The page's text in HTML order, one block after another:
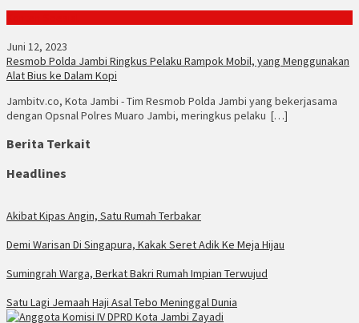
Juni 12, 2023
Resmob Polda Jambi Ringkus Pelaku Rampok Mobil, yang Menggunakan
Alat Bius ke Dalam Kopi
Jambitv.co, Kota Jambi - Tim Resmob Polda Jambi yang bekerjasama
dengan Opsnal Polres Muaro Jambi, meringkus pelaku […]
Berita Terkait
Headlines
Akibat Kipas Angin, Satu Rumah Terbakar
Demi Warisan Di Singapura, Kakak Seret Adik Ke Meja Hijau
Sumingrah Warga, Berkat Bakri Rumah Impian Terwujud
Satu Lagi Jemaah Haji Asal Tebo Meninggal Dunia